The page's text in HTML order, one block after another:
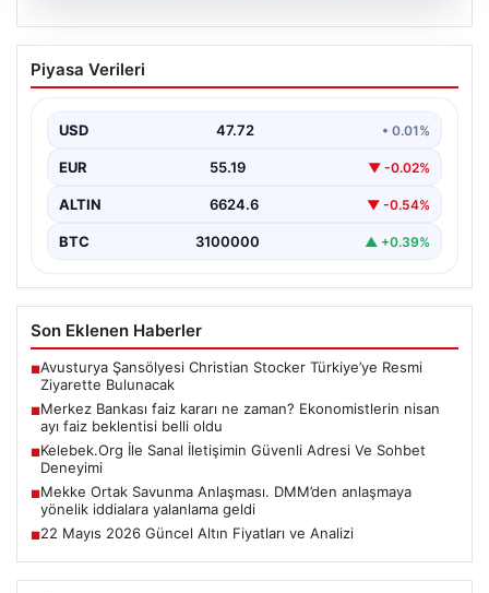
08.08.2026
Merkez Bankası faiz kararı ne zaman?
Ekonomistlerin nisan ayı faiz beklentisi
Piyasa Verileri
USD 47.72 • 0.01%
EUR 55.19 ▼ -0.02%
ALTIN 6624.6 ▼ -0.54%
BTC 3100000 ▲ +0.39%
Son Eklenen Haberler
■Avusturya Şansölyesi Christian Stocker Türkiye’ye Resmi
Ziyarette Bulunacak
■Merkez Bankası faiz kararı ne zaman? Ekonomistlerin nisan
ayı faiz beklentisi belli oldu
■Kelebek.Org İle Sanal İletişimin Güvenli Adresi Ve Sohbet
Deneyimi
■Mekke Ortak Savunma Anlaşması. DMM’den anlaşmaya
yönelik iddialara yalanlama geldi
■22 Mayıs 2026 Güncel Altın Fiyatları ve Analizi